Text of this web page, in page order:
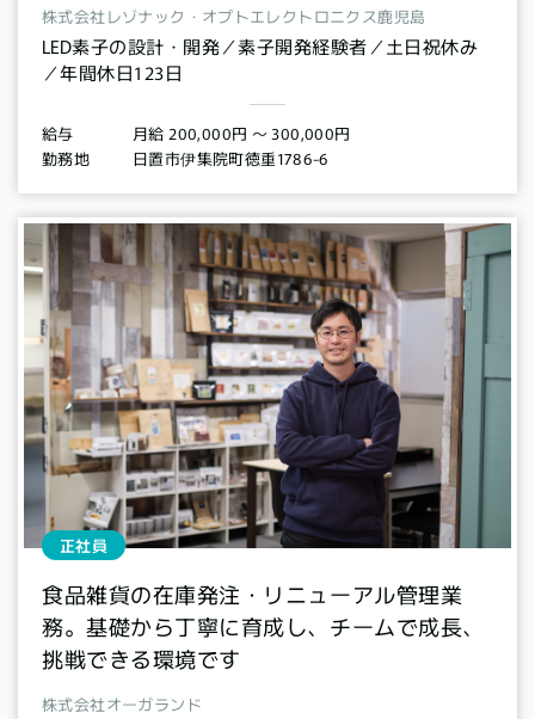
株式会社レゾナック・オプトエレクトロニクス鹿児島
LED素子の設計・開発／素子開発経験者／土日祝休み
／年間休日123日
給与 月給 200,000円 〜 300,000円
勤務地 日置市伊集院町徳重1786-6
正社員
食品雑貨の在庫発注・リニューアル管理業
務。基礎から丁寧に育成し、チームで成長、
挑戦できる環境です
株式会社オーガランド